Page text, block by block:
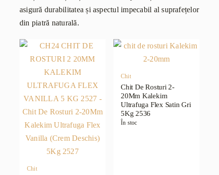
asigură durabilitatea și aspectul impecabil al suprafețelor
din piatră naturală.
Chit
Chit
Chit De Rosturi 2-
20Mm Kalekim
Ultrafuga Flex Satin Gri
5Kg 2536
În stoc